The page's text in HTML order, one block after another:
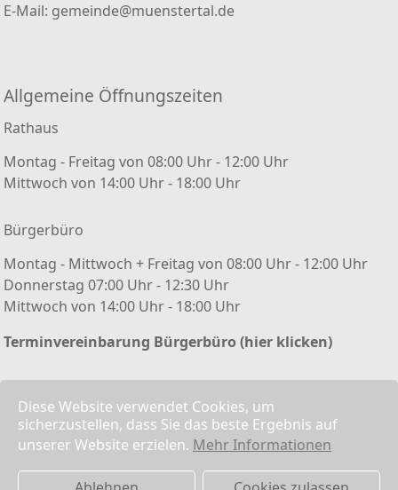
Diese Website verwendet Cookies, um
sicherzustellen, dass Sie das beste Ergebnis auf
unserer Website erzielen. Mehr Informationen
E-Mail: gemeinde@muenstertal.de
Allgemeine Öffnungszeiten
Rathaus
Montag - Freitag von 08:00 Uhr - 12:00 Uhr
Mittwoch von 14:00 Uhr - 18:00 Uhr
Bürgerbüro
Montag - Mittwoch + Freitag von 08:00 Uhr - 12:00 Uhr
Donnerstag 07:00 Uhr - 12:30 Uhr
Mittwoch von 14:00 Uhr - 18:00 Uhr
Terminvereinbarung Bürgerbüro (hier klicken)
Kontaktformular
Impressum
Datenschutz